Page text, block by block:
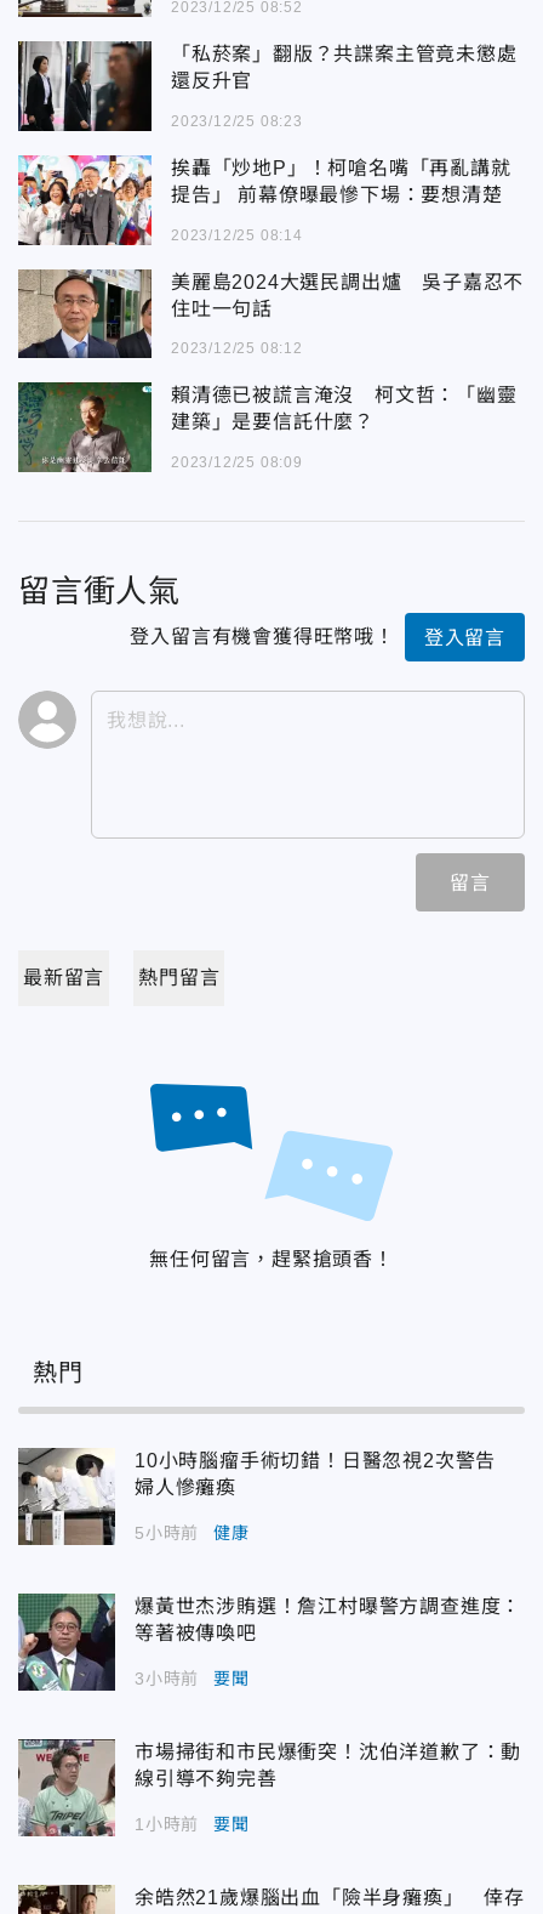
2023/12/25 08:52
「私菸案」翻版？共諜案主管竟未懲處
還反升官
2023/12/25 08:23
挨轟「炒地P」！柯嗆名嘴「再亂講就
提告」 前幕僚曝最慘下場：要想清楚
2023/12/25 08:14
美麗島2024大選民調出爐 吳子嘉忍不
住吐一句話
2023/12/25 08:12
賴清德已被謊言淹沒 柯文哲：「幽靈
建築」是要信託什麼？
2023/12/25 08:09
留言衝人氣
登入留言有機會獲得旺幣哦！ 登入留言
留言
最新留言 熱門留言
無任何留言，趕緊搶頭香！
熱門
10小時腦瘤手術切錯！日醫忽視2次警告
婦人慘癱瘓
5小時前 健康
爆黃世杰涉賄選！詹江村曝警方調查進度：
等著被傳喚吧
3小時前 要聞
市場掃街和市民爆衝突！沈伯洋道歉了：動
線引導不夠完善
1小時前 要聞
余皓然21歲爆腦出血「險半身癱瘓」 倖存